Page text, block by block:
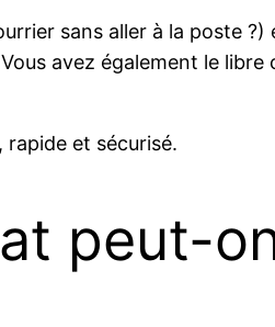
sans aller à la poste ?)
avez également le
et sécurisé.
peut-